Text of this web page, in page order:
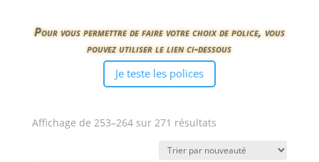
Pour vous permettre de faire votre choix de police, vous
pouvez utiliser le lien ci-dessous
Je teste les polices
Affichage de 253–264 sur 271 résultatsTrié
plus